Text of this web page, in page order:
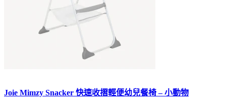
Joie Mimzy Snacker 快速收摺輕便幼兒餐椅 – 小動物